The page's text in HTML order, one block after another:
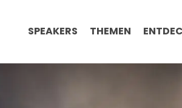
SPEAKERS THEMEN